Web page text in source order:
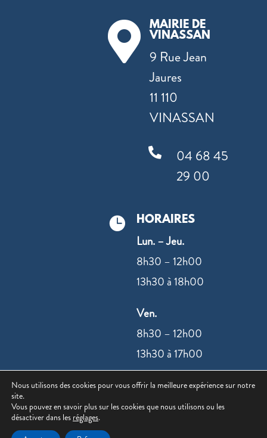

MAIRIE DE
VINASSAN
9 Rue Jean
Jaures
11 110
VINASSAN

04 68 45
29 00
 HORAIRES
Lun. – Jeu.
8h30 – 12h00
13h30 à 18h00
Ven.
8h30 – 12h00
13h30 à 17h00
NOUS CONTACTER
Nous utilisons des cookies pour vous offrir la meilleure expérience sur notre
site.
Vous pouvez en savoir plus sur les cookies que nous utilisons ou les
désactiver dans les réglages.